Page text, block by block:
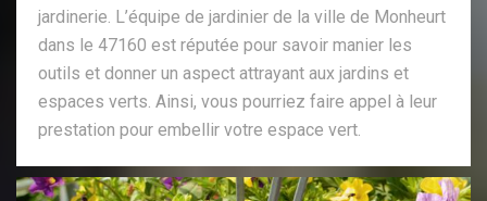
jardinerie. L’équipe de jardinier de la ville de Monheurt
dans le 47160 est réputée pour savoir manier les
outils et donner un aspect attrayant aux jardins et
espaces verts. Ainsi, vous pourriez faire appel à leur
prestation pour embellir votre espace vert.